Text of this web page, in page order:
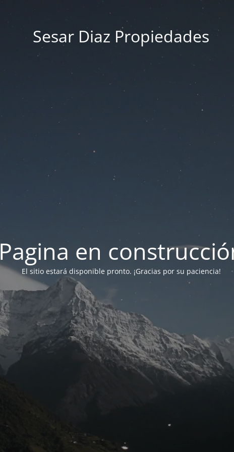
Sesar Diaz Propiedades
Pagina en
El sitio estará disponible pronto. ¡Gracias por su paciencia!